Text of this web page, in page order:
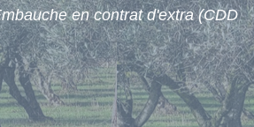
en contrat d'extra (CDD